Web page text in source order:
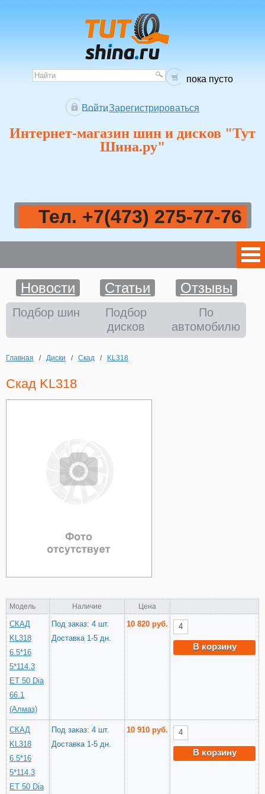
пока пусто
Зарегистрироваться
Войти
Интернет-магазин шин и дисков "Тут
Шина.ру"
Тел. +7(473) 275-77-76
Шины
Диски
Аккумуляторы
Аксессуары
Новости Статьи Отзывы
Подбор шин
Подбор
дисков
По
автомобилю
Главная / Диски / Скад / KL318
Скад KL318
Модель Наличие Цена
СКАД
KL318
6.5*16
5*114.3
ET 50 Dia
66.1
(Алмаз)
Под заказ: 4 шт.
Доставка 1-5 дн.
10 820 руб.
В корзину
СКАД
KL318
6.5*16
5*114.3
ET 50 Dia
Под заказ: 4 шт.
Доставка 1-5 дн.
10 910 руб.
В корзину